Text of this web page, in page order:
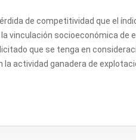
de competitividad que el
vinculación socioeconómica de
que se tenga en
la actividad ganadera de